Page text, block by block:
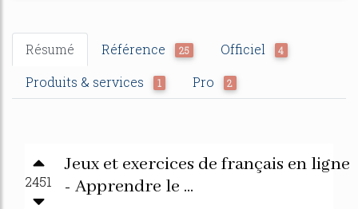
Résumé Référence 25 Officiel 4
Produits & services 1 Pro 2
2451
Jeux et exercices de français en ligne
- Apprendre le ...